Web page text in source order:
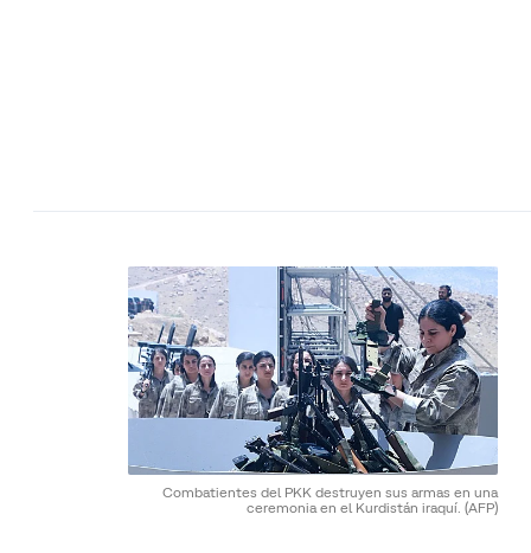
Combatientes del PKK destruyen sus armas en una
ceremonia en el Kurdistán iraquí. (AFP)